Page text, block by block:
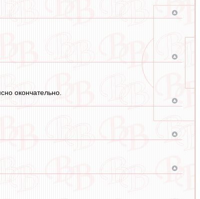
окончательно.